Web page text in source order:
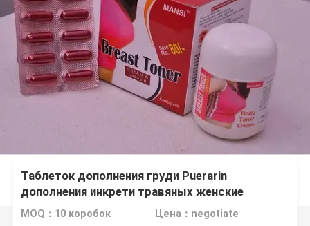
Таблеток дополнения груди Puerarin
дополнения инкрети травяных женские
MOQ：10 коробок Цена：negotiate